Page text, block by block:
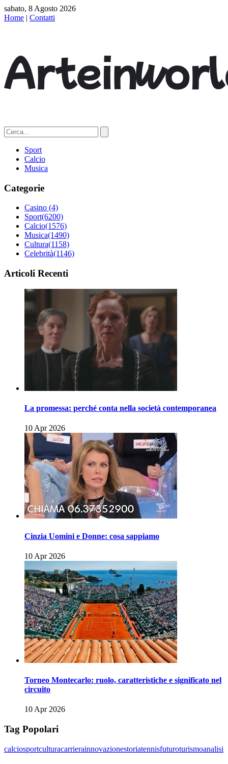
sabato, 8 Agosto 2026
Home | Contatti
Sport
Calcio
Musica
Categorie
Casino (4)
Sport(6200)
Calcio(1576)
Musica(1490)
Cultura(1158)
Celebrità(1146)
Articoli Recenti
La promessa: perché conta nella società contemporanea
10 Apr 2026
Cinzia Uomini e Donne: cosa sappiamo
10 Apr 2026
Torneo Montecarlo: ruolo, caratteristiche e significato nel
circuito
10 Apr 2026
Tag Popolari
calciosportculturacarrierainnovazionestoriatennisfuturoturismoanalisi